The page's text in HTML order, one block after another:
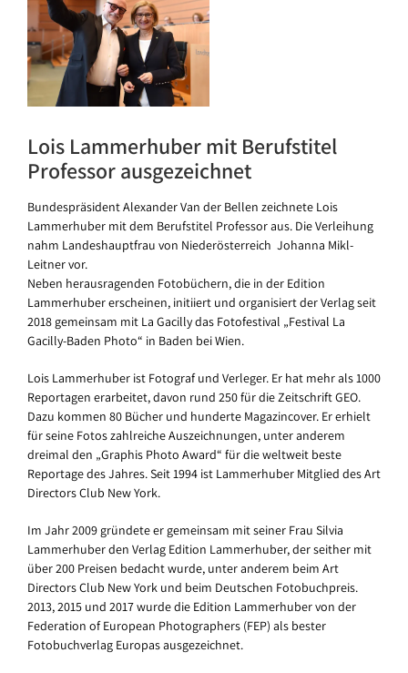
Lois Lammerhuber mit Berufstitel
Professor ausgezeichnet
Bundespräsident Alexander Van der Bellen zeichnete Lois
Lammerhuber mit dem Berufstitel Professor aus. Die Verleihung
nahm Landeshauptfrau von Niederösterreich Johanna Mikl-
Leitner vor.
Neben herausragenden Fotobüchern, die in der Edition
Lammerhuber erscheinen, initiiert und organisiert der Verlag seit
2018 gemeinsam mit La Gacilly das Fotofestival „Festival La
Gacilly-Baden Photo“ in Baden bei Wien.
Lois Lammerhuber ist Fotograf und Verleger. Er hat mehr als 1000
Reportagen erarbeitet, davon rund 250 für die Zeitschrift GEO.
Dazu kommen 80 Bücher und hunderte Magazincover. Er erhielt
für seine Fotos zahlreiche Auszeichnungen, unter anderem
dreimal den „Graphis Photo Award“ für die weltweit beste
Reportage des Jahres. Seit 1994 ist Lammerhuber Mitglied des Art
Directors Club New York.
Im Jahr 2009 gründete er gemeinsam mit seiner Frau Silvia
Lammerhuber den Verlag Edition Lammerhuber, der seither mit
über 200 Preisen bedacht wurde, unter anderem beim Art
Directors Club New York und beim Deutschen Fotobuchpreis.
2013, 2015 und 2017 wurde die Edition Lammerhuber von der
Federation of European Photographers (FEP) als bester
Fotobuchverlag Europas ausgezeichnet.